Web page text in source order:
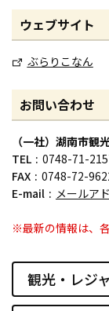
ウェブサイト
ぶらりこなん
お問い合わせ
（一社）湖南市観
TEL
0748-71-
FAX
0748-72-
E-mail
メールア
※最新の情報は、
観光・レジ